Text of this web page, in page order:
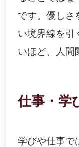
です。優しさ
い境界線を引
いほど、人間
仕事・学
学びや仕事で